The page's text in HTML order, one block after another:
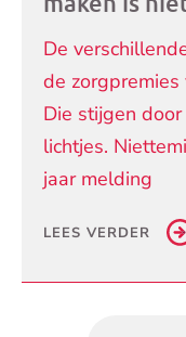
De
de
Die stijgen
lichtjes.
jaar melding
LEES VERDER